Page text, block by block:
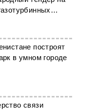
построят
в умном городе
связи